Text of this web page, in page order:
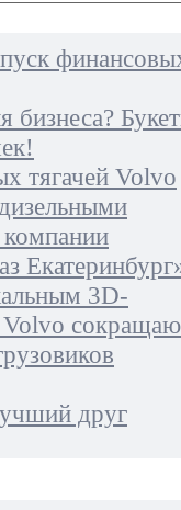
бизнеса?
тягачей Volvo
компании
3D-
друг